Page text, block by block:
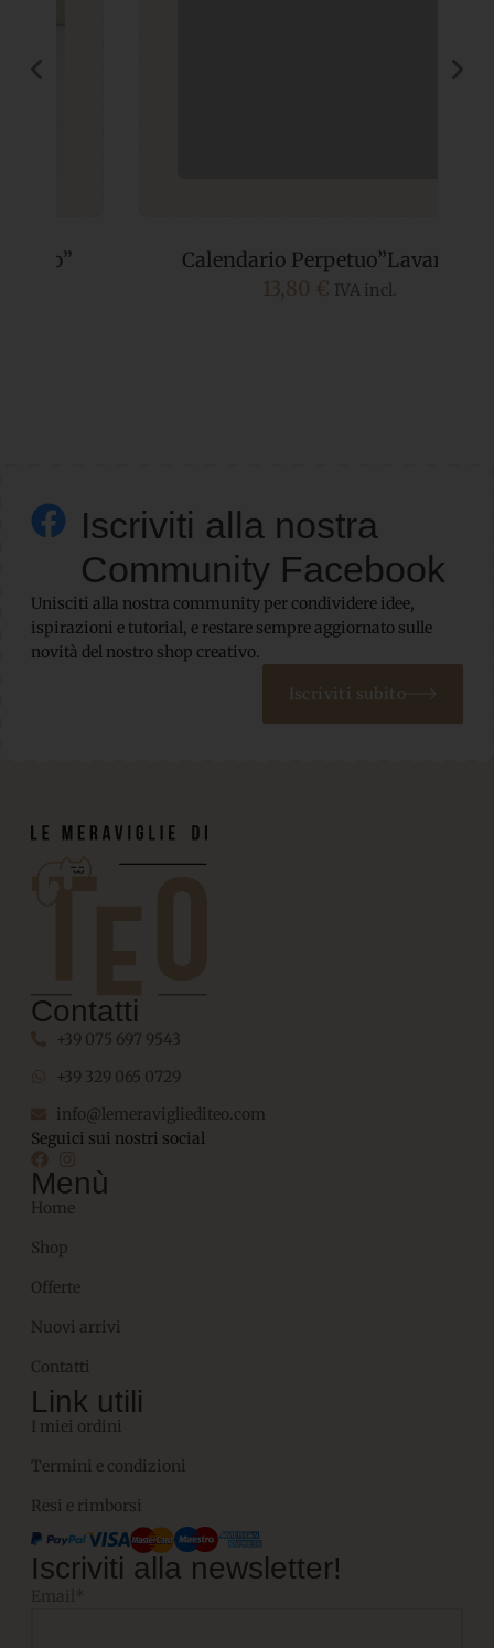
Calendario Perpetuo”Lavanda”
IVA incl.
Iscriviti alla nostra
Community Facebook
Unisciti alla nostra community per condividere idee,
ispirazioni e tutorial, e restare sempre aggiornato sulle
novità del nostro shop creativo.
Iscriviti subito
Contatti
+39 075 697 9543
+39 329 065 0729
info@lemeravigliediteo.com
Seguici sui nostri social
Menù
Home
Shop
Offerte
Nuovi arrivi
Contatti
Link utili
I miei ordini
Termini e condizioni
Resi e rimborsi
Iscriviti alla newsletter!